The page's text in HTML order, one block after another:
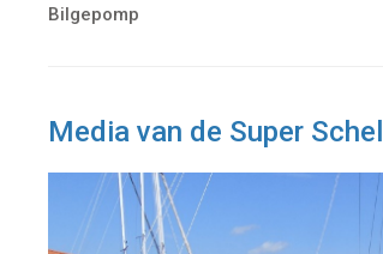
Bilgepomp
Media van de Super